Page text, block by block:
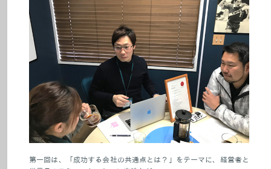
第一回は、「成功する会社の共通点とは？」をテーマに、経営者と